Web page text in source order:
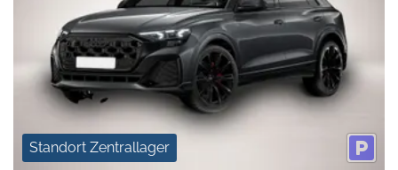
Standort Zentrallager